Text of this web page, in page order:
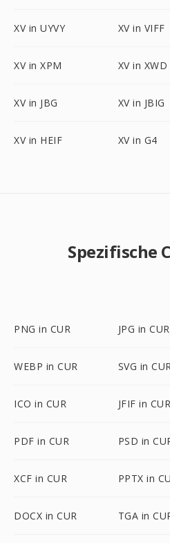
XV in UYVY XV in VIFF
XV in XPM XV in XWD
XV in JBG XV in JBIG
XV in HEIF XV in G4
Spezifische
PNG in CUR JPG in CUR
WEBP in CUR SVG in
ICO in CUR JFIF in CUR
PDF in CUR PSD in
XCF in CUR PPTX in
DOCX in CUR TGA in